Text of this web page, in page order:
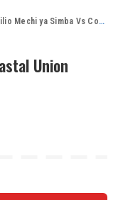
ya Simba Vs Coastal Union 04/10/2024
Union